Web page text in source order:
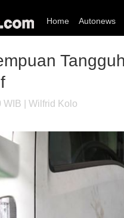
Home Autonews
WIB | Wilfrid Kolo